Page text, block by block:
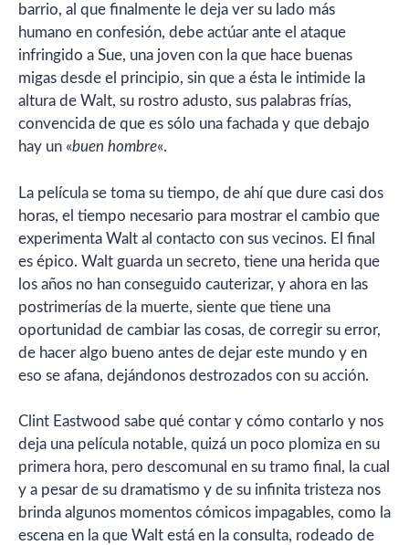
barrio, al que finalmente le deja ver su lado más
humano en confesión, debe actúar ante el ataque
infringido a Sue, una joven con la que hace buenas
migas desde el principio, sin que a ésta le intimide la
altura de Walt, su rostro adusto, sus palabras frías,
convencida de que es sólo una fachada y que debajo
hay un «buen hombre«.
La película se toma su tiempo, de ahí que dure casi dos
horas, el tiempo necesario para mostrar el cambio que
experimenta Walt al contacto con sus vecinos. El final
es épico. Walt guarda un secreto, tiene una herida que
los años no han conseguido cauterizar, y ahora en las
postrimerías de la muerte, siente que tiene una
oportunidad de cambiar las cosas, de corregir su error,
de hacer algo bueno antes de dejar este mundo y en
eso se afana, dejándonos destrozados con su acción.
Clint Eastwood sabe qué contar y cómo contarlo y nos
deja una película notable, quizá un poco plomiza en su
primera hora, pero descomunal en su tramo final, la cual
y a pesar de su dramatismo y de su infinita tristeza nos
brinda algunos momentos cómicos impagables, como la
escena en la que Walt está en la consulta, rodeado de